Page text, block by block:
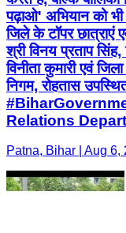
पढ़ाओ' अभियान को
जिले के टॉपर छात्राएं
श्री विनय प्रताप सिंह,
विनीता कुमारी एवं
निगम, रोहतास
Relations
Patna, Bihar | Aug 6,